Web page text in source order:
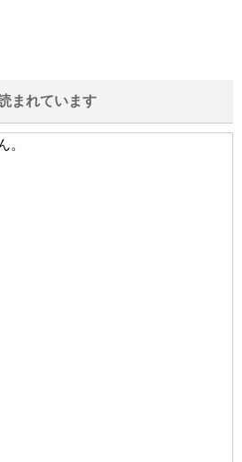
まれています
。